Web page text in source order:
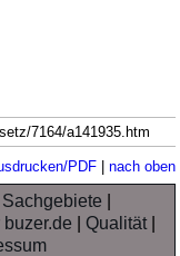
7164/a141935.htm
PDF| nach oben
Sachgebiete
buzer.de |Qualität|